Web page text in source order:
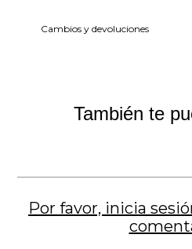
Cambios y devoluciones
También te
Por favor, inicia